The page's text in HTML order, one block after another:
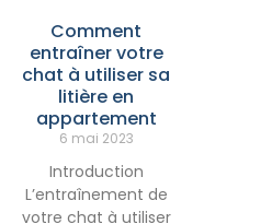
Comment
entraîner votre
chat à utiliser sa
litière en
appartement
6 mai 2023
Introduction
L’entraînement de
votre chat à utiliser